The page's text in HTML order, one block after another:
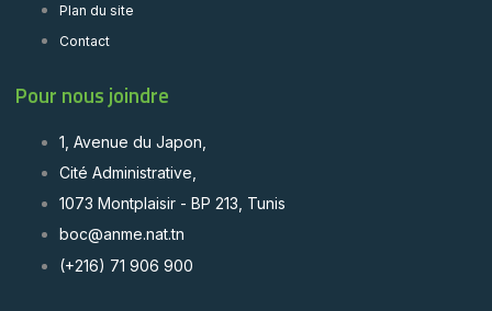
Plan du site
Contact
Pour nous joindre
1, Avenue du Japon,
Cité Administrative,
1073 Montplaisir - BP 213, Tunis
boc@anme.nat.tn
(+216) 71 906 900